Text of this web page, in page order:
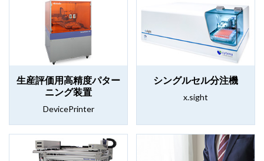
生産評価用高精度パター
ニング装置
DevicePrinter
シングルセル分注機
x.sight